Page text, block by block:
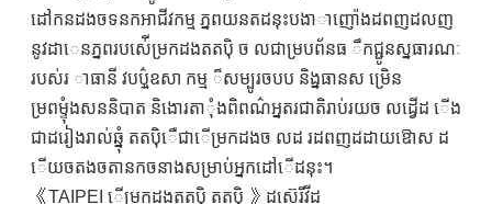
ដៅកនដងចទនកអាជីវកម្ម ភ្នពយនតដនុះបងាាញោ៉ងដពញដលញ
នូវដាេនភ្នពរបស់េីម្រកដងតតបុិ ច លជាម្របព័នធ ឹកជ្ជូនស្នធារណៈ
របស់រ ាធានី វបប្ម្៌ឧសា កម្ម ៏សម្បូរចបប និង្នធានស ម្រេិន
ម្រពម្ទុំងសននិបាត និងោរតាុំងពិពណ៌អ្នតរជាតិរាប់រយច លដ្វើដ ើង
ជាដរៀងរាល់ឆ្នុំ តតបុិេឺជាេីម្រកដងច លដ រដពញដដាយឱោស ដ
ើយចតងចតានកចនាងសម្រាប់អ្នកដៅេីដនុះ។
《TAIPEI េីម្រកដងតតបុិ តតបុិ 》ដស៊េរីវីដ